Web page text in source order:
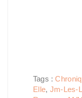
Tags :
Elle, Jm-Les-